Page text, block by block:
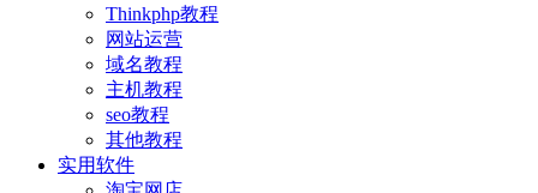
Thinkphp教程
网站运营
域名教程
主机教程
seo教程
其他教程
实用软件